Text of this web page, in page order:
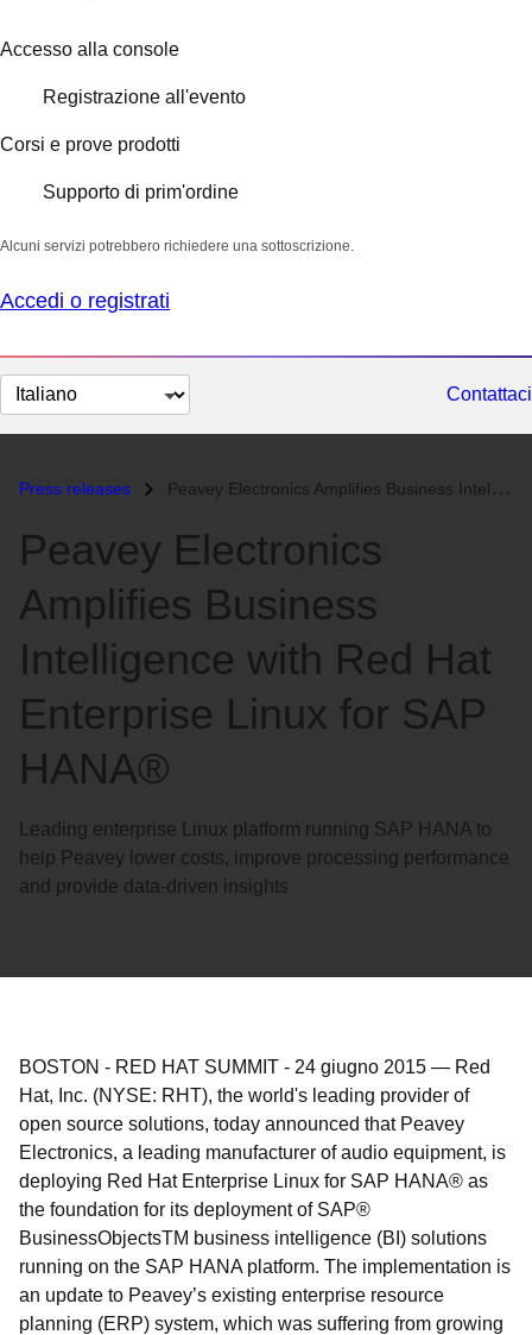
Accesso alla console
Registrazione all'evento
Corsi e prove prodotti
Supporto di prim'ordine
Alcuni servizi potrebbero richiedere una sottoscrizione.
Accedi o registrati
Cambia
lingua
Contattaci
Press releases Peavey Electronics Amplifies Business Intelligence with Red Hat Enterp...
Peavey Electronics
Amplifies Business
Intelligence with Red Hat
Enterprise Linux for SAP
HANA®
Leading enterprise Linux platform running SAP HANA to
help Peavey lower costs, improve processing performance
and provide data-driven insights
BOSTON - RED HAT SUMMIT - 24 giugno 2015 — Red
Hat, Inc. (NYSE: RHT), the world's leading provider of
open source solutions, today announced that Peavey
Electronics, a leading manufacturer of audio equipment, is
deploying Red Hat Enterprise Linux for SAP HANA® as
the foundation for its deployment of SAP®
BusinessObjectsTM business intelligence (BI) solutions
running on the SAP HANA platform. The implementation is
an update to Peavey’s existing enterprise resource
planning (ERP) system, which was suffering from growing